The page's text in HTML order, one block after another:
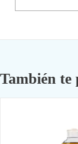
También te